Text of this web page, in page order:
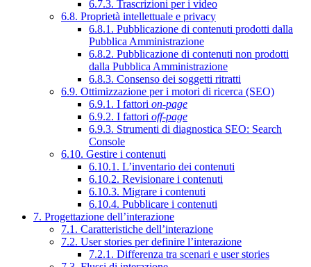
6.7.3. Trascrizioni per i video
6.8. Proprietà intellettuale e privacy
6.8.1. Pubblicazione di contenuti prodotti dalla
Pubblica Amministrazione
6.8.2. Pubblicazione di contenuti non prodotti
dalla Pubblica Amministrazione
6.8.3. Consenso dei soggetti ritratti
6.9. Ottimizzazione per i motori di ricerca (SEO)
6.9.1. I fattori on-page
6.9.2. I fattori off-page
6.9.3. Strumenti di diagnostica SEO: Search
Console
6.10. Gestire i contenuti
6.10.1. L’inventario dei contenuti
6.10.2. Revisionare i contenuti
6.10.3. Migrare i contenuti
6.10.4. Pubblicare i contenuti
7. Progettazione dell’interazione
7.1. Caratteristiche dell’interazione
7.2. User stories per definire l’interazione
7.2.1. Differenza tra scenari e user stories